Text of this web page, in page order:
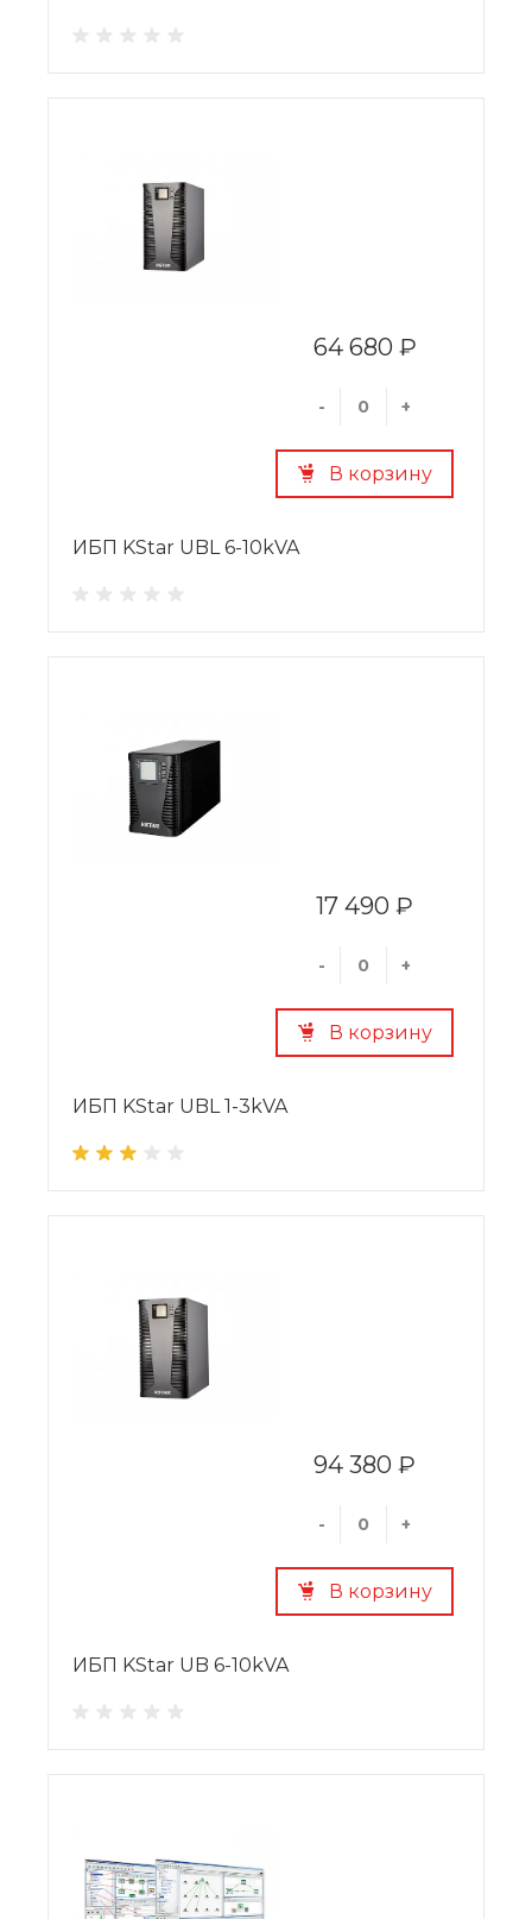
64 680 ₽
- +
В корзину
ИБП KStar UBL 6-10kVA
17 490 ₽
- +
В корзину
ИБП KStar UBL 1-3kVA
94 380 ₽
- +
В корзину
ИБП KStar UB 6-10kVA